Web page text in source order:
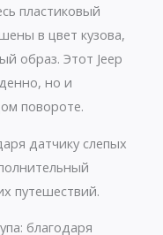
пластиковый
в цвет кузова,
образ. Этот Jeep
но и
повороте.
датчику слепых
путешествий.
благодаря